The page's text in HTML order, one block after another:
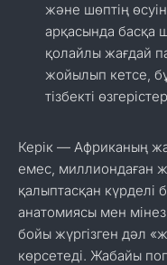
және шөптің
арқасында басқа
қолайлы жағдай
жойылып кетсе,
тізбекті
Керік — Африканың
емес, миллиондаған
қалыптасқан күрделі
анатомиясы мен
бойы жүргізген дәл
көрсетеді. Жабайы